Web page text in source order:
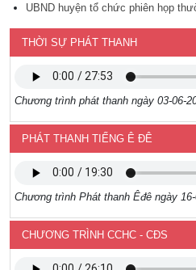
UBND huyện tổ chức phiên họp
THỜI SỰ PHÁT THANH
Chương trình phát thanh ngày 03-06-
PHÁT THANH TIẾNG Ê ĐÊ
Chương trình Phát thanh Êđê ngày
CHƯƠNG TRÌNH CCHC - CĐS